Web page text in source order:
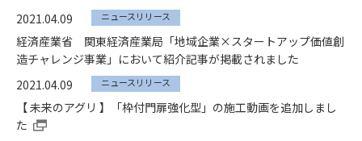
2021.04.09
ニュースリリース
経済産業省 関東経済産業局「地域企業×スタートアップ価値創
造チャレンジ事業」において紹介記事が掲載されました
2021.04.09
ニュースリリース
【 未来のアグリ 】「枠付門扉強化型」の施工動画を追加しまし
た